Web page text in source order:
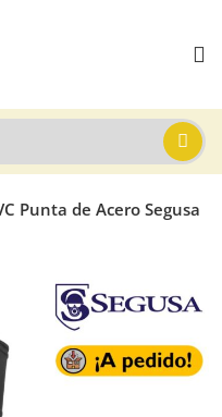
Punta de Acero Segusa